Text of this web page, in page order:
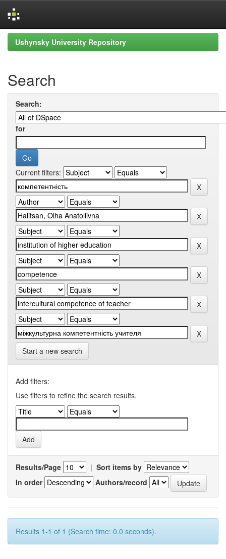
Skip
navigation
Ushynsky University Repository
Search
Search:
for
Current filters:
Start a new search
Add filters:
Use filters to refine the search results.
Results/Page | Sort items by
In order
Authors/record
Results 1-1 of 1 (Search time: 0.0 seconds).